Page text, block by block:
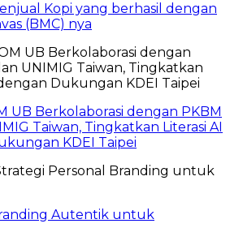
Kopi yang berhasil dengan
(BMC) nya
UB Berkolaborasi dengan PKBM
Taiwan, Tingkatkan Literasi AI
KDEI Taipei
Autentik untuk